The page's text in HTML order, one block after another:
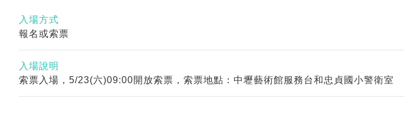
入場方式
報名或索票
入場說明
索票入場，5/23(六)09:00開放索票，索票地點：中壢藝術館服務台和忠貞國小警衛室